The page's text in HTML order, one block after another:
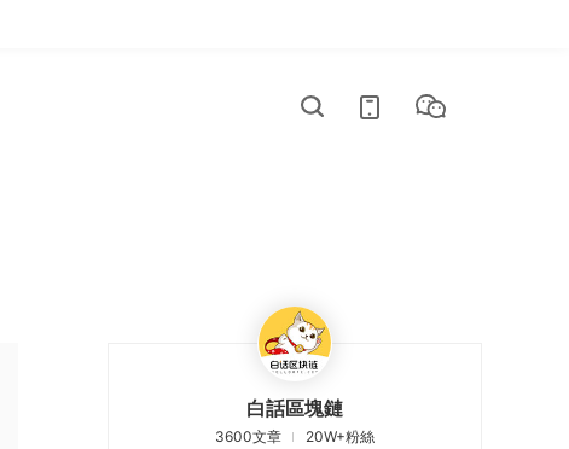
白話區塊鏈
3600文章
20W+粉絲